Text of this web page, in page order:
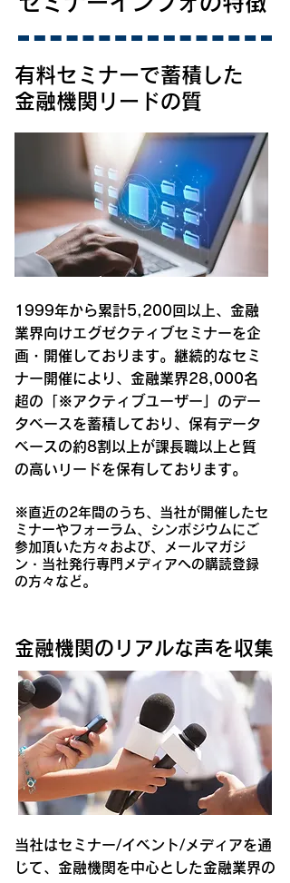
​有料セミナーで蓄積した
金融機関リードの質
1999年から累計5,200回以上、金融
業界向けエグゼクティブセミナーを企
画・開催しております。継続的なセミ
ナー開催により、金融業界28,000名
超の「※アクティブユーザー」のデー
タベースを蓄積しており、保有データ
ベースの約8割以上が課長職以上と質
の高いリードを保有しております。
​※直近の2年間のうち、当社が開催したセ
ミナーやフォーラム、シンポジウムにご
参加頂いた方々および、メールマガジ
ン・当社発行専門メディアへの購読登録
の方々など。
​金融機関のリアルな声を収集
当社はセミナー/イベント/メディアを通
じて、金融機関を中心とした金融業界の